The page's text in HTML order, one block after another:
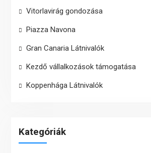
Vitorlavirág gondozása
Piazza Navona
Gran Canaria Látnivalók
Kezdő vállalkozások támogatása
Koppenhága Látnivalók
Kategóriák